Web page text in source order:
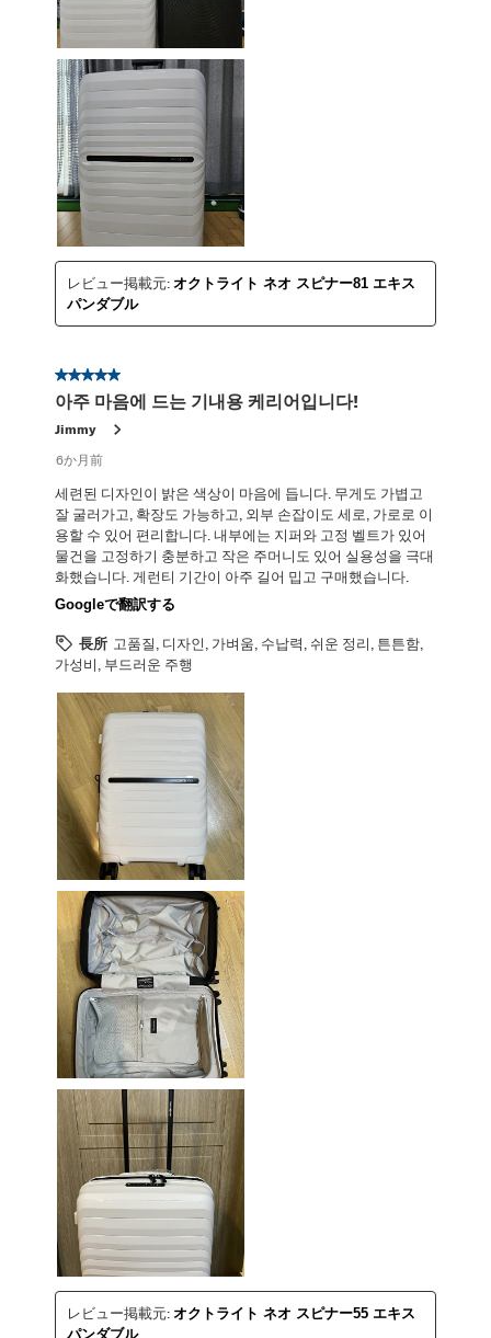
レビュー掲載元: オクトライト ネオ スピナー81 エキス
パンダブル
星5／5個です。
아주 마음에 드는 기내용 케리어입니다!
Jimmy
6か月前
세련된 디자인이 밝은 색상이 마음에 듭니다. 무게도 가볍고
잘 굴러가고, 확장도 가능하고, 외부 손잡이도 세로, 가로로 이
용할 수 있어 편리합니다. 내부에는 지퍼와 고정 벨트가 있어
물건을 고정하기 충분하고 작은 주머니도 있어 실용성을 극대
화했습니다. 게런티 기간이 아주 길어 밉고 구매했습니다.
Googleで翻訳する
長所 고품질, 디자인, 가벼움, 수납력, 쉬운 정리, 튼튼함,
가성비, 부드러운 주행
レビュー掲載元: オクトライト ネオ スピナー55 エキス
パンダブル